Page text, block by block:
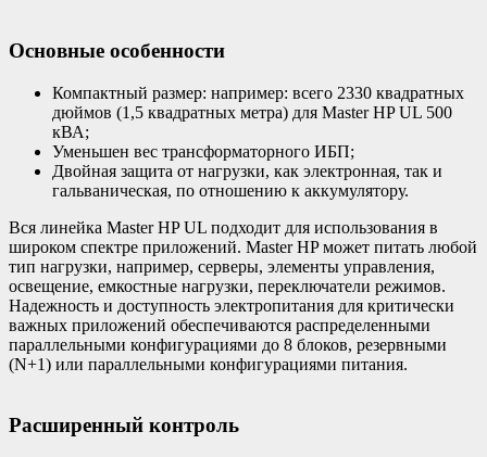
Основные особенности
Компактный размер: например: всего 2330 квадратных
дюймов (1,5 квадратных метра) для Master HP UL 500
кВА;
Уменьшен вес трансформаторного ИБП;
Двойная защита от нагрузки, как электронная, так и
гальваническая, по отношению к аккумулятору.
Вся линейка Master HP UL подходит для использования в
широком спектре приложений. Master HP может питать любой
тип нагрузки, например, серверы, элементы управления,
освещение, емкостные нагрузки, переключатели режимов.
Надежность и доступность электропитания для критически
важных приложений обеспечиваются распределенными
параллельными конфигурациями до 8 блоков, резервными
(N+1) или параллельными конфигурациями питания.
Расширенный контроль